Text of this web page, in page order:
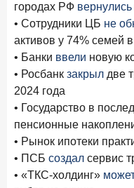
городах РФ вернулись
• Сотрудники ЦБ не
активов у 74% семей
• Банки ввели новую
• Росбанк закрыл две
2024 года
• Государство в
пенсионные
• Рынок ипотеки
• ПСБ создал сервис
• «ТКС-холдинг»